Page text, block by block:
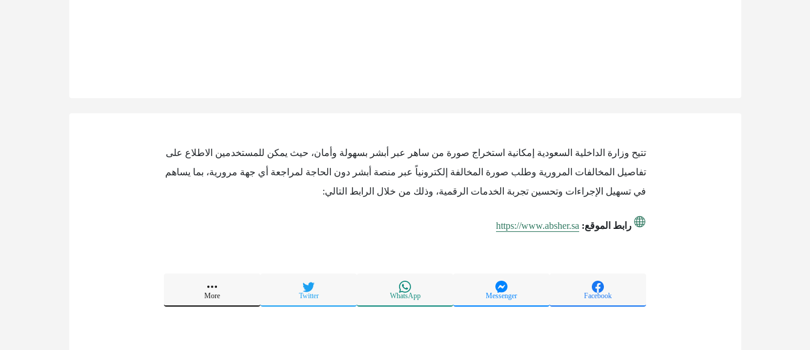
تتيح وزارة الداخلية السعودية إمكانية استخراج صورة من ساهر عبر أبشر بسهولة وأمان، حيث يمكن للمستخدمين الاطلاع على
تفاصيل المخالفات المرورية وطلب صورة المخالفة إلكترونياً عبر منصة أبشر دون الحاجة لمراجعة أي جهة مرورية، بما يساهم
في تسهيل الإجراءات وتحسين تجربة الخدمات الرقمية، وذلك من خلال الرابط التالي:
رابط الموقع: https://www.absher.sa
Facebook
Messenger
WhatsApp
Twitter
More